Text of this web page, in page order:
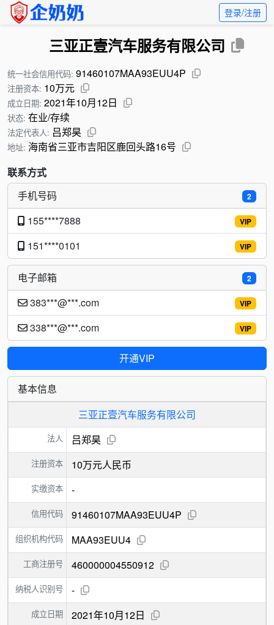
登录/注册
三亚正壹汽车服务有限公司
统一社会信用代码: 91460107MAA93EUU4P
注册资本: 10万元
成立日期: 2021年10月12日
状态: 在业/存续
法定代表人: 吕郑昊
地址: 海南省三亚市吉阳区鹿回头路16号
联系方式
2
手机号码
VIP
155****7888
VIP
151****0101
2
电子邮箱
VIP
383***@***.com
VIP
338***@***.com
开通VIP
基本信息
三亚正壹汽车服务有限公司
法人 吕郑昊
注册资本 10万元人民币
实缴资本 -
信用代码 91460107MAA93EUU4P
组织机构代码 MAA93EUU4
工商注册号 460000004550912
纳税人识别号 -
成立日期 2021年10月12日